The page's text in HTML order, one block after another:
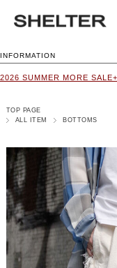
INFORMATION
2026 SUMMER MORE
TOP PAGE
ALL ITEM
BOTTOMS